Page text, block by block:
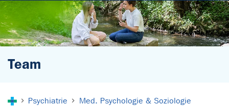
Team
Psychiatrie
Med. Psychologie & Soziologie